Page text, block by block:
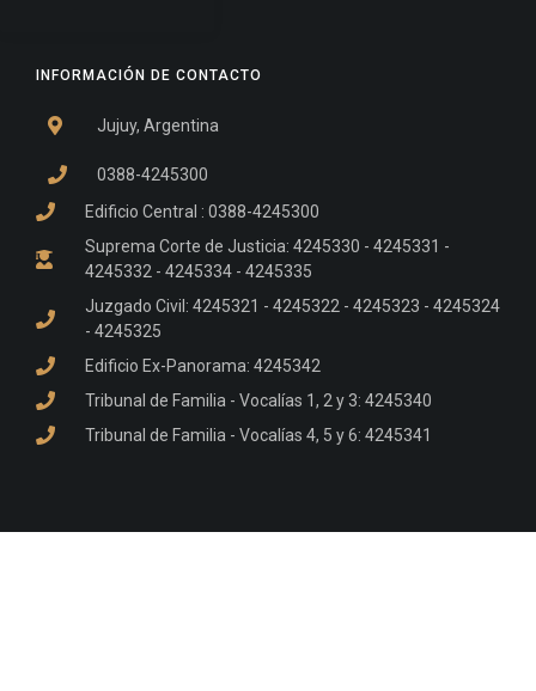
INFORMACIÓN DE CONTACTO
Jujuy, Argentina
0388-4245300
Edificio Central : 0388-4245300
Suprema Corte de Justicia: 4245330 - 4245331 -
4245332 - 4245334 - 4245335
Juzgado Civil: 4245321 - 4245322 - 4245323 - 4245324
- 4245325
Edificio Ex-Panorama: 4245342
Tribunal de Familia - Vocalías 1, 2 y 3: 4245340
Tribunal de Familia - Vocalías 4, 5 y 6: 4245341